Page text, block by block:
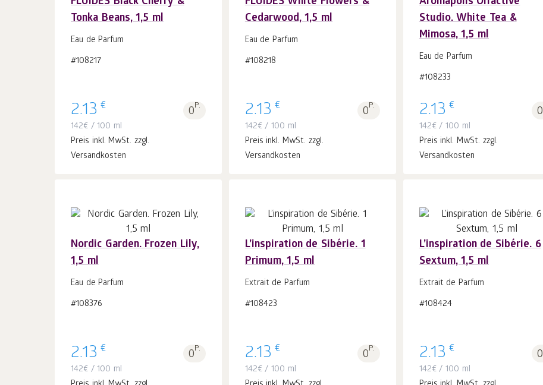
Tonka Beans, 1,5 ml
Eau de Parfum
#108217
2.13 € 0P.
142€ / 100 ml
Preis inkl. MwSt. zzgl.
Versandkosten
den Warenkorb
Cedarwood, 1,5 ml
Eau de Parfum
#108218
2.13 € 0P.
142€/ 100 ml
Preis inkl. MwSt. zzgl.
Versandkosten
den Warenkorb
Studio. White Tea &
Mimosa, 1,5 ml
Eau de Parfum
#108233
2.13 € 0
142€/ 100 ml
Preis inkl. MwSt. zzgl.
Versandkosten
den Warenkorb
Nordic Garden. Frozen Lily,
1,5 ml
Eau de Parfum
#108376
2.13 € 0P.
142€ / 100 ml
den Warenkorb
L’inspiration de Sibérie. 1
Primum, 1,5 ml
Extrait de Parfum
#108423
2.13 € 0P.
142€/ 100 ml
den Warenkorb
1
L’inspiration de Sibérie. 6
Sextum, 1,5 ml
Extrait de Parfum
#108424
2.13 € 0
142€/ 100 ml
den Warenkorb
1